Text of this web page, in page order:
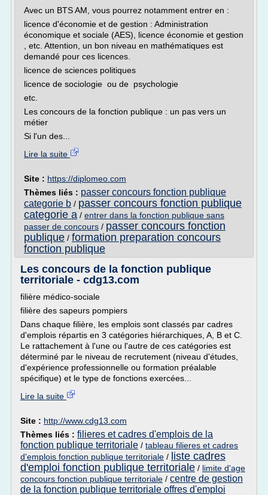
Avec un BTS AM, vous pourrez notamment entrer en :
licence d'économie et de gestion : Administration
économique et sociale (AES), licence économie et gestion
, etc. Attention, un bon niveau en mathématiques est
demandé pour ces licences.
licence de sciences politiques
licence de sociologie ou de psychologie
etc.
Les concours de la fonction publique : un pas vers un
métier
Si l'un des...
Lire la suite
Site : https://diplomeo.com
Thèmes liés : passer concours fonction publique
categorie b / passer concours fonction publique
categorie a / entrer dans la fonction publique sans
passer de concours / passer concours fonction
publique / formation preparation concours
fonction publique
Les concours de la fonction publique
territoriale - cdg13.com
filière médico-sociale
filière des sapeurs pompiers
Dans chaque filière, les emplois sont classés par cadres
d'emplois répartis en 3 catégories hiérarchiques, A, B et C.
Le rattachement à l'une ou l'autre de ces catégories est
déterminé par le niveau de recrutement (niveau d'études,
d'expérience professionnelle ou formation préalable
spécifique) et le type de fonctions exercées...
Lire la suite
Site : http://www.cdg13.com
Thèmes liés : filieres et cadres d'emplois de la
fonction publique territoriale / tableau filieres et cadres
d'emplois fonction publique territoriale / liste cadres
d'emploi fonction publique territoriale / limite d'age
concours fonction publique territoriale / centre de gestion
de la fonction publique territoriale offres d'emploi